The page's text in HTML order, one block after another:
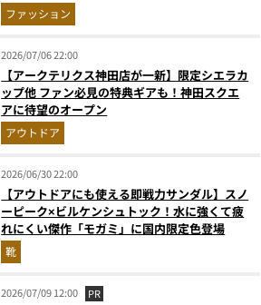
ファッション
2026/07/06 22:00
【アークテリクス神田店が一新】限定シエラカ
ップ他 ファン必見の特典ギアも！神田スクエ
アに待望のオープン
アウトドア
2026/06/30 22:00
【アウトドアにも使える即戦力サンダル】スノ
ーピーク×ビルケンシュトック！水に強くて疲
れにくい傑作「モガミ」に国内限定色登場
靴
2026/07/09 12:00 PR